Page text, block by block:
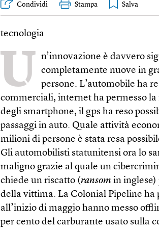
Condividi Stampa
tecnologia
U n’innovazione è davvero
completamente nuove in
persone. L’automobile ha
commerciali, internet ha permesso
degli smartphone, il gps ha reso
passaggi in auto. Quale attività
milioni di persone è stata resa
Gli automobilisti statunitensi ora lo
maligno grazie al quale un
chiede un riscatto (ransom in inglese)
della vittima. La Colonial Pipeline
all’inizio di maggio hanno messo
per cento del carburante usato sulla